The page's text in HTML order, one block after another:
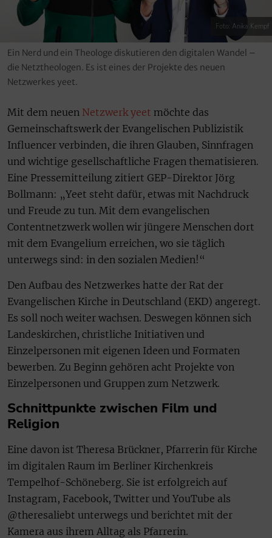
Foto: Anika Kempf
Ein Nerd und ein Theologe diskutieren den digitalen Wandel –
die Netztheologen. Es ist eines der Projekte des neuen
Netzwerkes yeet.
Mit dem neuen Netzwerk yeet möchte das
Gemeinschaftswerk der Evangelischen Publizistik
Influencer verbinden, die ihren Glauben, Sinnfragen
und wichtige gesellschaftliche Fragen thematisieren.
Eine Pressemitteilung zitiert GEP-Direktor Jörg
Bollmann: „Yeet steht dafür, etwas mit Nachdruck
und Freude zu tun. Mit dem evangelischen
Contentnetzwerk wollen wir jüngere Menschen dort
mit dem Evangelium erreichen, wo sie täglich
unterwegs sind: in den sozialen Medien!“
Den Aufbau des Netzwerkes hatte der Rat der
Evangelischen Kirche in Deutschland (EKD) angeregt.
Es soll noch weiter wachsen. Deswegen können sich
Landeskirchen, christliche Initiativen und
Einzelpersonen mit eigenen Ideen und Formaten
bewerben. Zu Beginn gehören acht Projekte von
Einzelpersonen und Gruppen zum Netzwerk.
Schnittpunkte zwischen Film und
Religion
Eine davon ist Theresa Brückner, Pfarrerin für Kirche
im digitalen Raum im Berliner Kirchenkreis
Tempelhof-Schöneberg. Sie ist erfolgreich auf
Instagram, Facebook, Twitter und YouTube als
@theresaliebt unterwegs und berichtet mit der
Kamera aus ihrem Alltag als Pfarrerin.